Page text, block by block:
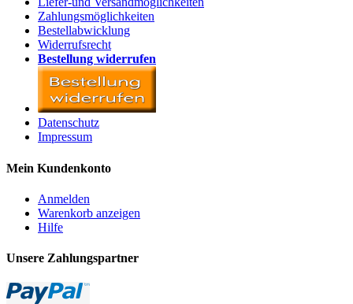
Zahlungsmöglichkeiten
Bestellabwicklung
Widerrufsrecht
Bestellung widerrufen
Datenschutz
Impressum
Mein Kundenkonto
Anmelden
Warenkorb anzeigen
Hilfe
Unsere Zahlungspartner